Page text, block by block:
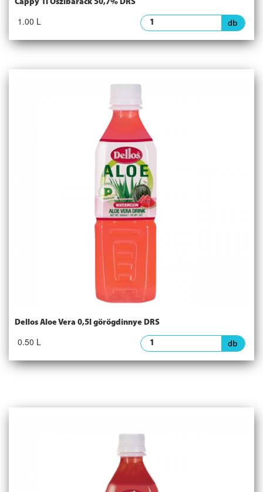
Cappy 1l Őszibarack 50,7% DRS
1.00 L
Dellos Aloe Vera 0,5l görögdinnye DRS
0.50 L